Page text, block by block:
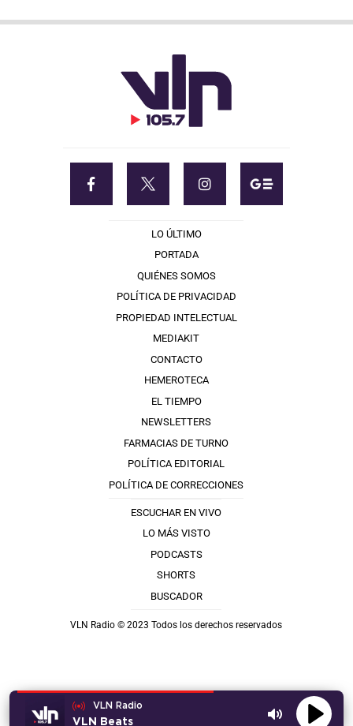
VLN Radio
VLN Beats
LO ÚLTIMO
PORTADA
QUIÉNES SOMOS
POLÍTICA DE PRIVACIDAD
PROPIEDAD INTELECTUAL
MEDIAKIT
CONTACTO
HEMEROTECA
EL TIEMPO
NEWSLETTERS
FARMACIAS DE TURNO
POLÍTICA EDITORIAL
POLÍTICA DE CORRECCIONES
ESCUCHAR EN VIVO
LO MÁS VISTO
PODCASTS
SHORTS
BUSCADOR
VLN Radio © 2023 Todos los derechos reservados